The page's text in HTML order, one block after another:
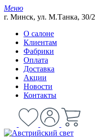
Меню
г. Минск, ул. М.Танка, 30/2
О салоне
Клиентам
Фабрики
Оплата
Доставка
Акции
Новости
Контакты